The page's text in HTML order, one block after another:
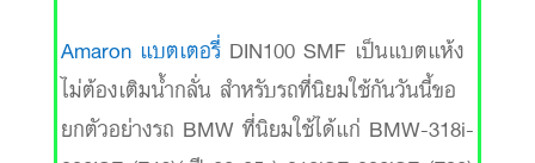
Amaron แบตเตอรี่DIN100 SMF เป็นแบตแห้ง
ไม่ต้องเติมน้ำกลั่น สำหรับรถที่นิยมใช้กันวันนี้ขอ
ยกตัวอย่างรถ BMW ที่นิยมใช้ได้แก่ BMW-318i-